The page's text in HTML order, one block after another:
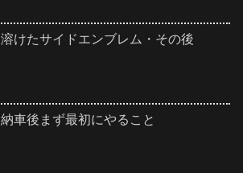
溶けたサイドエンブレム・その後
納車後まず最初にやること